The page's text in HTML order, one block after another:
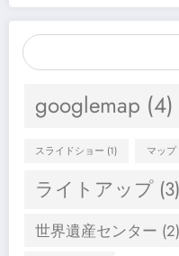
googlemap (4)
スライドショー (1) マップ
ライトアップ (3)
世界遺産センター (2)